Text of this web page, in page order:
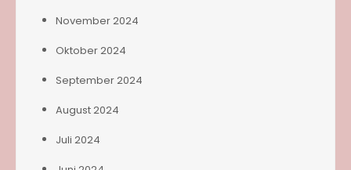
November 2024
Oktober 2024
September 2024
August 2024
Juli 2024